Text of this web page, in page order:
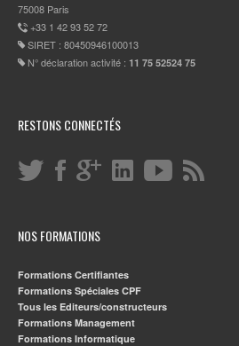
75008 Paris
+33 1 42 93 52 72
SIRET : 80450946100013
N° déclaration activité : 11 75 52524 75
RESTONS CONNECTÉS
NOS FORMATIONS
Formations Certifiantes
Formations Spéciales CPF
Tous les Editeurs/constructeurs
Formations Management
Formations Informatique